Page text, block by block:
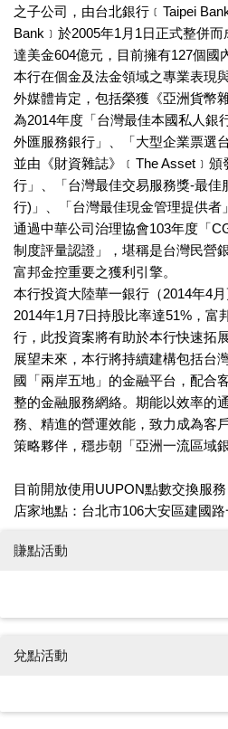
之子公司，由台北銀行﹝Taipei
Bank﹞於2005年1月1日正式整併
達美金604億元，目前擁有127個國
本行在個金及法金領域之專業表現
外媒體肯定，包括榮獲《亞洲貨幣
為2014年度「台灣最佳本國私人銀
外匯服務銀行」、「大型企業票選
並由《財資雜誌》﹝The Asset﹞
行」、「台灣最佳交易服務獎-最佳
行)」、「台灣最佳現金管理提供者
通過中華公司治理協會103年度「
制度評量認證」，堪稱是台灣民營
富邦金控重要之獲利引擎。
本行投資大陸華一銀行（2014年4
2014年1月7日持股比率達51%，富
行，此投資案將有助於本行快速拓
展望未來，本行將持續建構包括台
國「兩岸五地」的金融平台，配合
整的金融服務網絡。期能以效率的
務、精進的營運效能，致力成為客
策略夥伴，穩步朝「亞洲一流區域
目前開放使用UUPON點數交換服
店家地點：台北市106大安區建國
賺點活動
兌點活動